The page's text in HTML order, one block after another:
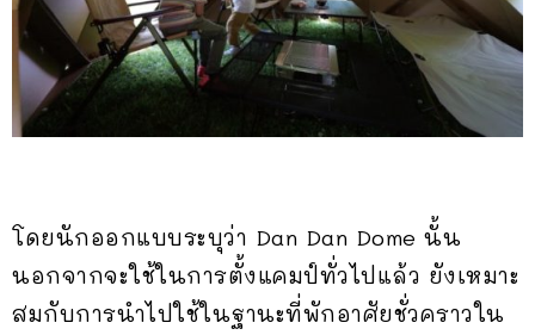
โดยนักออกแบบระบุว่า Dan Dan Dome นั้น
นอกจากจะใช้ในการตั้งแคมป์ทั่วไปแล้ว ยังเหมาะ
สมกับการนำไปใช้ในฐานะที่พักอาศัยชั่วคราวใน